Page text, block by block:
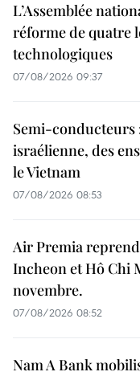
L’Assemblée
réforme de quatre
technologiques
07/08/2026 09:37
Semi-conducteurs
israélienne, des
le Vietnam
07/08/2026 08:53
Air Premia
Incheon et Hô Chi
novembre.
07/08/2026 08:52
Nam A Bank